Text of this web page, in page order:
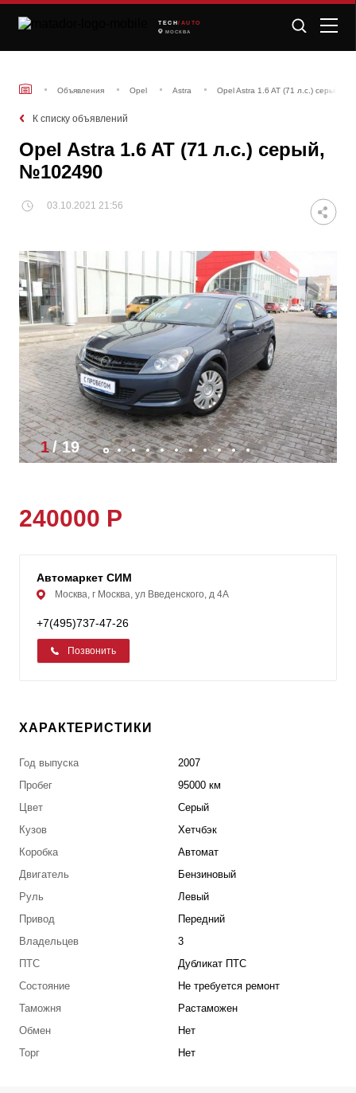
TECH /AUTO
МОСКВА
Объявления Opel Astra Opel Astra 1.6 AT (71 л.с.) серый,
К списку объявлений
Opel Astra 1.6 AT (71 л.с.) серый,
№102490
03.10.2021 21:56
1/19
240000 Р
Автомаркет СИМ
Москва, г Москва, ул Введенского, д 4А
+7(495)737-47-26
Позвонить
ХАРАКТЕРИСТИКИ
Год выпуска
2007
Пробег
95000 км
Цвет
Серый
Кузов
Хетчбэк
Коробка
Автомат
Двигатель
Бензиновый
Руль
Левый
Привод
Передний
Владельцев
3
ПТС
Дубликат ПТС
Состояние
Не требуется ремонт
Таможня
Растаможен
Обмен
Нет
Торг
Нет